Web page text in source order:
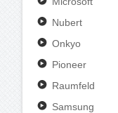
Nubert
Onkyo
Pioneer
Raumfeld
Samsung